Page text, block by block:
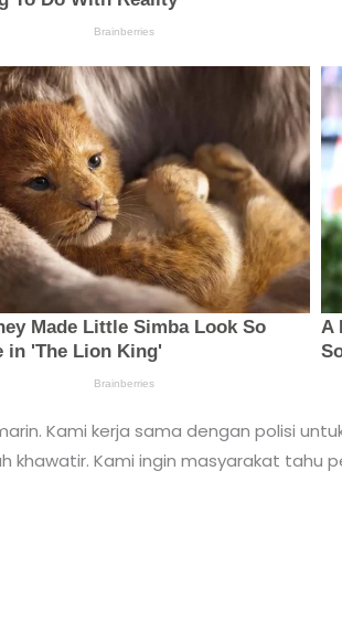
Kami kerja sama dengan polisi
Kami ingin masyarakat tahu